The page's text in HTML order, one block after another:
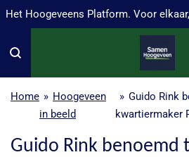
Ga
naar
Het Hoogeveens Platform. Voor
Home » Hoogeveen
in beeld
» Guido Rink
kwartiermaker
Guido Rink benoemd